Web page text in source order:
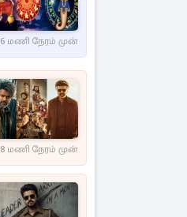
6 மணி நேரம் முன்
8 மணி நேரம் முன்